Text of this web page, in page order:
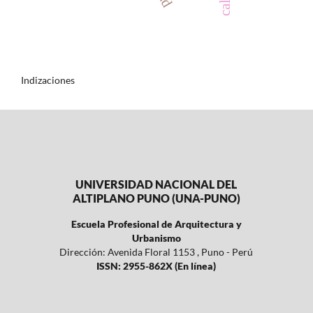
Indizaciones
UNIVERSIDAD NACIONAL DEL
ALTIPLANO PUNO (UNA-PUNO)
Escuela Profesional de Arquitectura y
Urbanismo
Dirección: Avenida Floral 1153 , Puno - Perú
ISSN: 2955-862X (En línea)